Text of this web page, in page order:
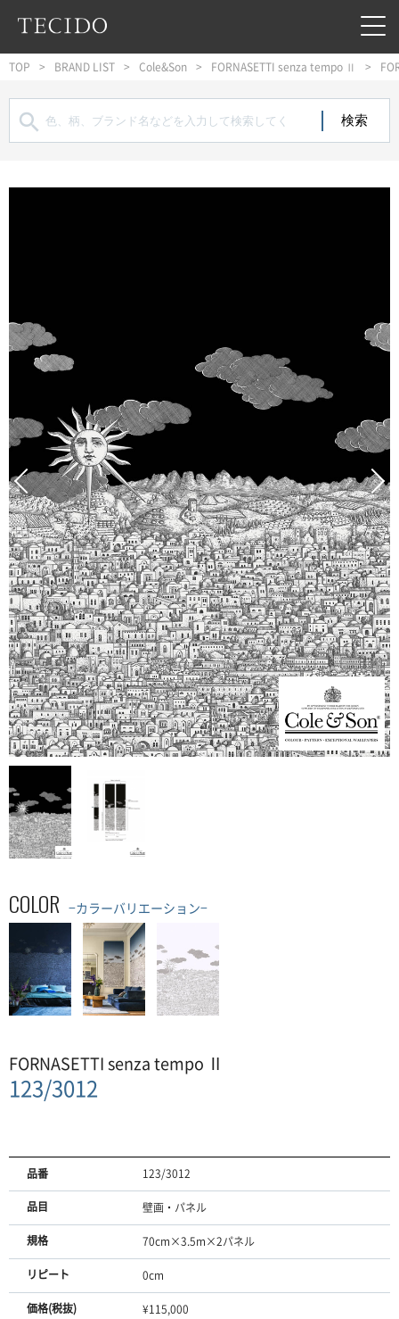
フッターへジャンプ
TOP BRAND LIST Cole&Son FORNASETTI senza tempo Ⅱ

COLOR −カラーバリエーション−
FORNASETTI senza tempo Ⅱ
123/3012
品番 123/3012
品目 壁画・パネル
規格 70cm×3.5m×2パネル
リピート 0cm
価格(税抜) ¥115,000